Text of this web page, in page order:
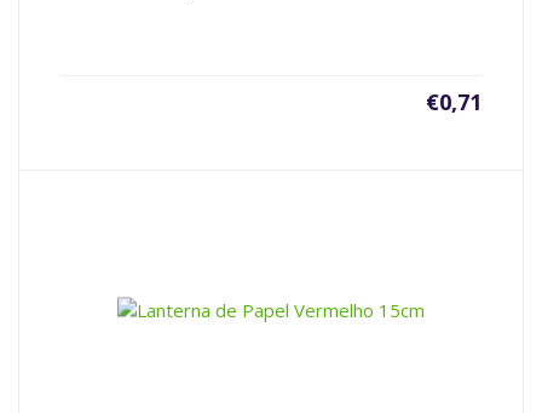
€0,71